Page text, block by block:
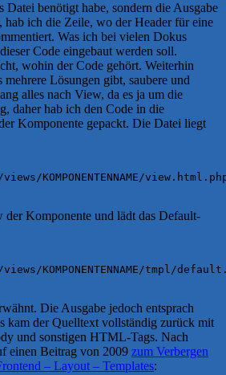
Datei benötigt habe, sondern die Ausgabe
ich die Zeile, wo der Header für eine
Was ich bei vielen Dokus
Code eingebaut werden soll.
wohin der Code gehört. Weiterhin
mehrere Lösungen gibt, saubere und
alles nach View, da es ja um die
daher hab ich den Code in die
Komponente gepackt. Die Datei liegt
views/KOMPONENTENNAME/
der Komponente und lädt das Default-
views/KOMPONENTENNAME/tmpl/
Die Ausgabe jedoch entsprach
kam der Quelltext vollständig zurück mit
und sonstigen HTML-Tags. Nach
einen Beitrag von 2009 zum Verbergen
– Layout – Templates: